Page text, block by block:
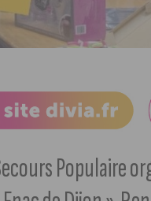
Populaire